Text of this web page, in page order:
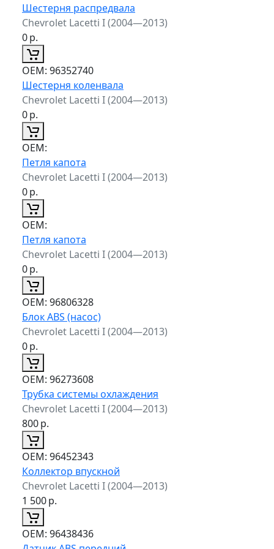
Шестерня распредвала
Chevrolet Lacetti I (2004—2013)
0р.
ОЕМ: 96352740
Шестерня коленвала
Chevrolet Lacetti I (2004—2013)
0р.
ОЕМ:
Петля капота
Chevrolet Lacetti I (2004—2013)
0р.
ОЕМ:
Петля капота
Chevrolet Lacetti I (2004—2013)
0р.
ОЕМ: 96806328
Блок ABS (насос)
Chevrolet Lacetti I (2004—2013)
0р.
ОЕМ: 96273608
Трубка системы охлаждения
Chevrolet Lacetti I (2004—2013)
800р.
ОЕМ: 96452343
Коллектор впускной
Chevrolet Lacetti I (2004—2013)
1 500р.
ОЕМ: 96438436